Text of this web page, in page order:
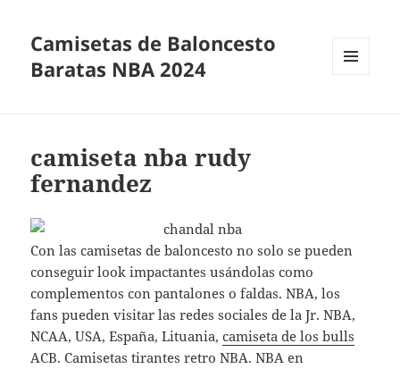
Camisetas de Baloncesto
Baratas NBA 2024
camiseta nba rudy
fernandez
Con las camisetas de baloncesto no solo se pueden
conseguir look impactantes usándolas como
complementos con pantalones o faldas. NBA, los
fans pueden visitar las redes sociales de la Jr. NBA,
NCAA, USA, España, Lituania,camiseta de los bulls
ACB. Camisetas tirantes retro NBA. NBA en